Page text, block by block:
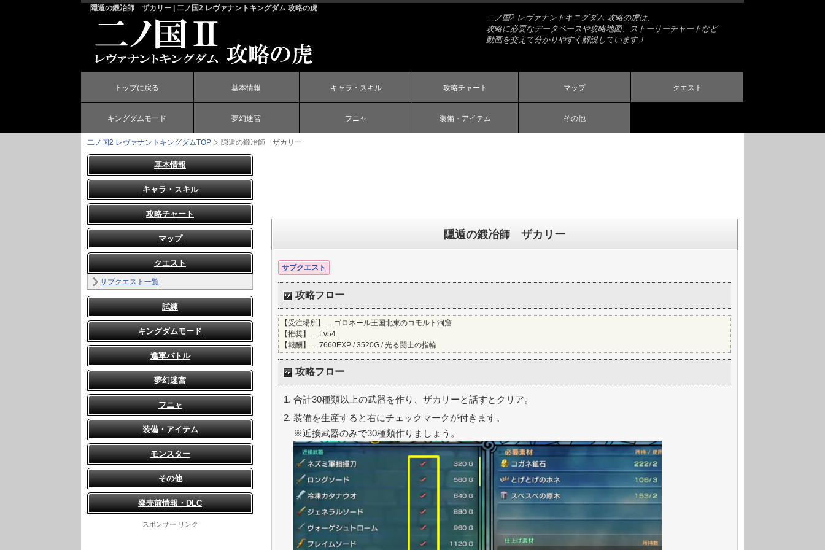
隠遁の鍛冶師 ザカリー | 二ノ国2 レヴァナントキングダム 攻略の虎
二ノ国2 レヴァナントキニグダム 攻略の虎は、
攻略に必要なデータベースや攻略地図、ストーリーチャートなど
動画を交えて分かりやすく解説しています！
トップに戻る 基本情報 キャラ・スキル 攻略チャート マップ クエスト
キングダムモード 夢幻迷宮 フニャ 装備・アイテム その他
二ノ国2 レヴァナントキングダムTOP 隠遁の鍛冶師 ザカリー
隠遁の鍛冶師 ザカリー
サブクエスト
攻略フロー
【受注場所】… ゴロネール王国北東のコモルト洞窟
【推奨】… Lv54
【報酬】… 7660EXP / 3520G / 光る闘士の指輪
攻略フロー
合計30種類以上の武器を作り、ザカリーと話すとクリア。
装備を生産すると右にチェックマークが付きます。
※近接武器のみで30種類作りましょう。
基本情報
キャラ・スキル
攻略チャート
マップ
クエスト
サブクエスト一覧
試練
キングダムモード
進軍バトル
夢幻迷宮
フニャ
装備・アイテム
モンスター
その他
発売前情報・DLC
スポンサー リンク